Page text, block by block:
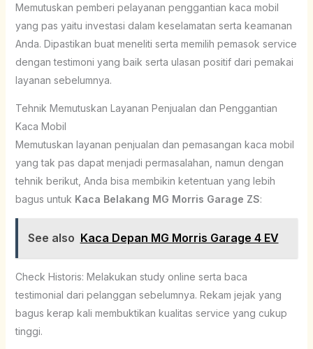
Memutuskan pemberi pelayanan penggantian kaca mobil
yang pas yaitu investasi dalam keselamatan serta keamanan
Anda. Dipastikan buat meneliti serta memilih pemasok service
dengan testimoni yang baik serta ulasan positif dari pemakai
layanan sebelumnya.
Tehnik Memutuskan Layanan Penjualan dan Penggantian
Kaca Mobil
Memutuskan layanan penjualan dan pemasangan kaca mobil
yang tak pas dapat menjadi permasalahan, namun dengan
tehnik berikut, Anda bisa membikin ketentuan yang lebih
bagus untuk Kaca Belakang MG Morris Garage ZS:
See also Kaca Depan MG Morris Garage 4 EV
Check Historis: Melakukan study online serta baca
testimonial dari pelanggan sebelumnya. Rekam jejak yang
bagus kerap kali membuktikan kualitas service yang cukup
tinggi.